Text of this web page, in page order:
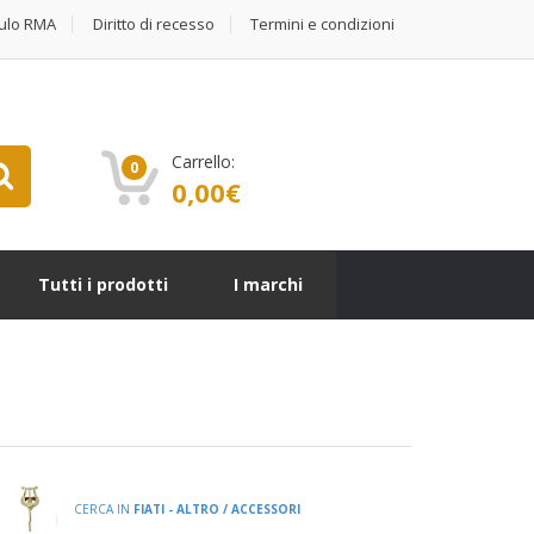
RMA Diritto di recesso Termini e condizioni
0 Carrello:
0,00€
Tutti i prodotti I marchi
CERCA IN FIATI - ALTRO / ACCESSORI